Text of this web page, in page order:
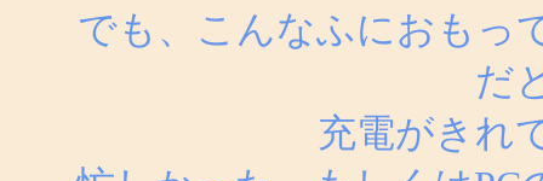
でも、こんなふにおもっ
だ
充電がきれ